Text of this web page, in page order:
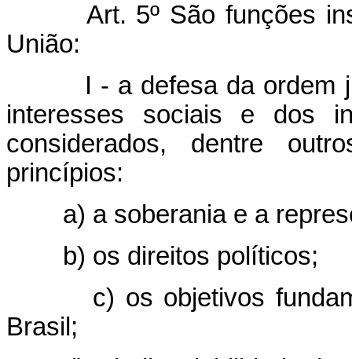
Art. 5º São funções
União:
I - a defesa da ordem
interesses sociais e dos
considerados, dentre
princípios:
a) a soberania e a
b) os direitos políticos;
c) os objetivos
Brasil;